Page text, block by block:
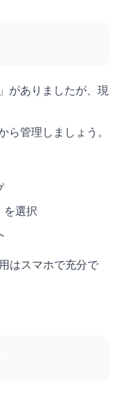
がありましたが、現
ら管理しましょう。
を選択
はスマホで充分で